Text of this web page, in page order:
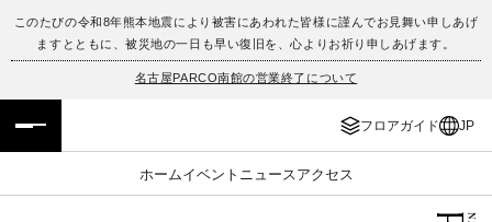
このたびの令和8年熊本地震により被害にあわれた皆様に謹んでお見舞い申しあげ
ますとともに、被災地の一日も早い復旧を、心よりお祈り申しあげます。
名古屋PARCO南館の営業終了について
フロアガイド JP
ホームイベント ニュース アクセス
フロアガイド
イベント・ポップアップ
ENGLISH